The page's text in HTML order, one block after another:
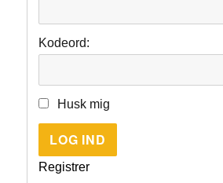
Kodeord:
Husk mig
LOG IND
Registrer